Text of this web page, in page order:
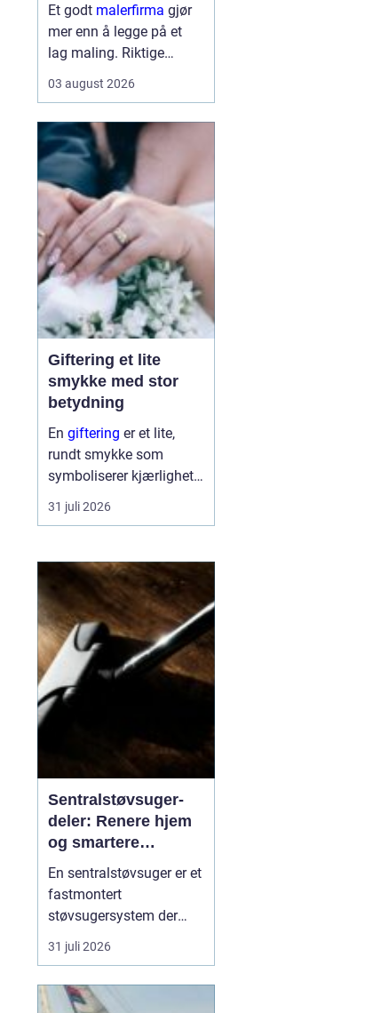
Et godt malerfirma gjør
mer enn å legge på et
lag maling. Riktige
levetiden på bygget,
og spare både tid og
penger. Samtidig kan feil
valg gi ekstra
kostnader,...
03 august 2026
Giftering et lite
smykke med stor
betydning
En giftering er et lite,
rundt smykke som
symboliserer kjærlighet,
troskap og felles
framtid. Ringen bæres
og blir en synlig
påminnelse om løftet to
mennesker ...
31 juli 2026
Sentralstøvsuger-
deler: Renere hjem
og smartere
rengjøring
En sentralstøvsuger er et
fastmontert
støvsugersystem der
motor og beholder står i
bod, garasje eller teknisk
sugekontakter finnes i
31 juli 2026